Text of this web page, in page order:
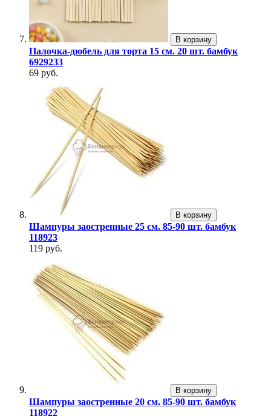
В корзину
Палочка-дюбель для торта 15 см. 20 шт. бамбук
6929233
69 руб.
В корзину
Шампуры заостренные 25 см. 85-90 шт. бамбук
118923
119 руб.
В корзину
Шампуры заостренные 20 см. 85-90 шт. бамбук
118922